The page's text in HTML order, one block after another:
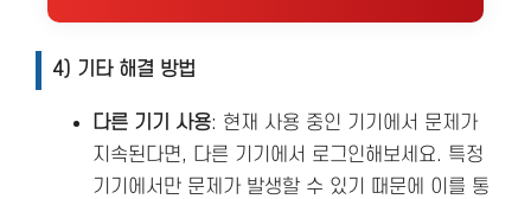
4) 기타 해결 방법
다른 기기 사용: 현재 사용 중인 기기에서 문제가
지속된다면, 다른 기기에서 로그인해보세요. 특정
기기에서만 문제가 발생할 수 있기 때문에 이를 통